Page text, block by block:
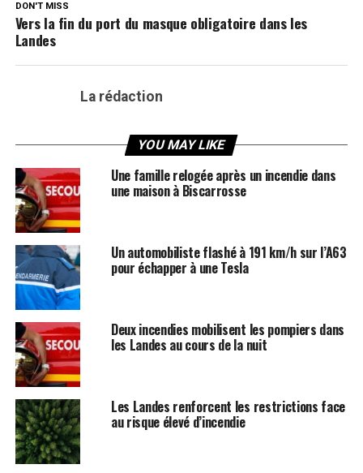
DON'T MISS
Vers la fin du port du masque obligatoire dans les
Landes
La rédaction
YOU MAY LIKE
Une famille relogée après un incendie dans
une maison à Biscarrosse
Un automobiliste flashé à 191 km/h sur l’A63
pour échapper à une Tesla
Deux incendies mobilisent les pompiers dans
les Landes au cours de la nuit
Les Landes renforcent les restrictions face
au risque élevé d’incendie